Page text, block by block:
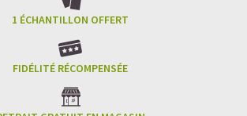
1 ÉCHANTILLON OFFERT
FIDÉLITÉ RÉCOMPENSÉE